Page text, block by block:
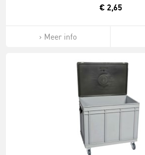
€ 2,65
Meer info